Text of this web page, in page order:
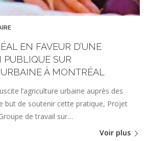
EN FAVEUR D’UNE
PUBLIQUE SUR
URBAINE À MONTRÉAL
l’agriculture urbaine auprès des
but de soutenir cette pratique, Projet
de travail sur…
Voir plus